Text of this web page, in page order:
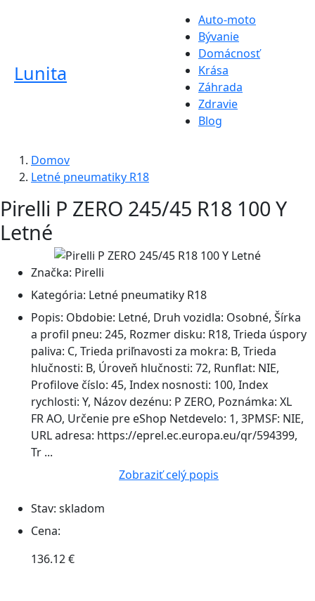
Lunita
Auto-moto
Bývanie
Domácnosť
Krása
Záhrada
Zdravie
Blog
Domov
Letné pneumatiky R18
Pirelli P ZERO 245/45 R18 100 Y
Letné
Značka: Pirelli
Kategória: Letné pneumatiky R18
Popis: Obdobie: Letné, Druh vozidla: Osobné, Šírka
a profil pneu: 245, Rozmer disku: R18, Trieda úspory
paliva: C, Trieda priľnavosti za mokra: B, Trieda
hlučnosti: B, Úroveň hlučnosti: 72, Runflat: NIE,
Profilove číslo: 45, Index nosnosti: 100, Index
rychlosti: Y, Názov dezénu: P ZERO, Poznámka: XL
FR AO, Určenie pre eShop Netdevelo: 1, 3PMSF: NIE,
URL adresa: https://eprel.ec.europa.eu/qr/594399,
Tr ...
Zobraziť celý popis
Stav: skladom
Cena:
136.12 €